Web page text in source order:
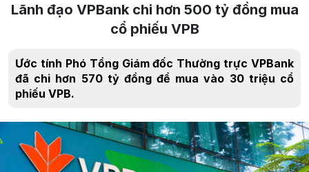
Lãnh đạo VPBank chi hơn 500 tỷ đồng mua
cổ phiếu VPB
Ước tính Phó Tổng Giám đốc Thường trực VPBank
đã chi hơn 570 tỷ đồng để mua vào 30 triệu cổ
phiếu VPB.